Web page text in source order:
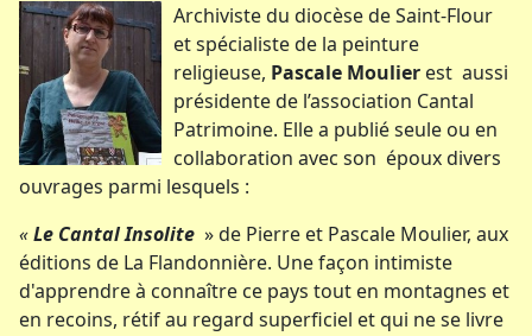
Archiviste du diocèse de Saint-Flour
et spécialiste de la peinture
religieuse, Pascale Moulier est aussi
présidente de l’association Cantal
Patrimoine. Elle a publié seule ou en
collaboration avec son époux divers
ouvrages parmi lesquels :
«Le Cantal Insolite » de Pierre et Pascale Moulier, aux
éditions de La Flandonnière. Une façon intimiste
d'apprendre à connaître ce pays tout en montagnes et
en recoins, rétif au regard superficiel et qui ne se livre